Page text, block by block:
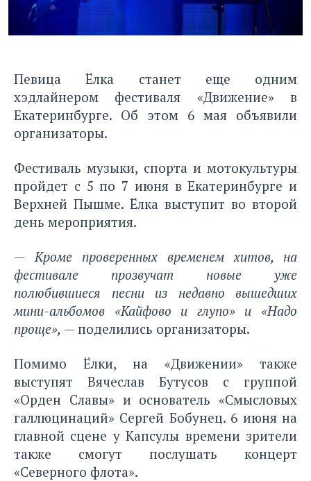
Певица Ёлка станет еще одним
хэдлайнером фестиваля «Движение» в
Екатеринбурге. Об этом 6 мая объявили
организаторы.
Фестиваль музыки, спорта и мотокультуры
пройдет с 5 по 7 июня в Екатеринбурге и
Верхней Пышме. Ёлка выступит во второй
день мероприятия.
— Кроме проверенных временем хитов, на
фестивале прозвучат новые уже
полюбившиеся песни из недавно вышедших
мини-альбомов «Кайфово и глупо» и «Надо
проще», — поделились организаторы.
Помимо Ёлки, на «Движении» также
выступят Вячеслав Бутусов с группой
«Орден Славы» и основатель «Смысловых
галлюцинаций» Сергей Бобунец. 6 июня на
главной сцене у Капсулы времени зрители
также смогут послушать концерт
«Северного флота».